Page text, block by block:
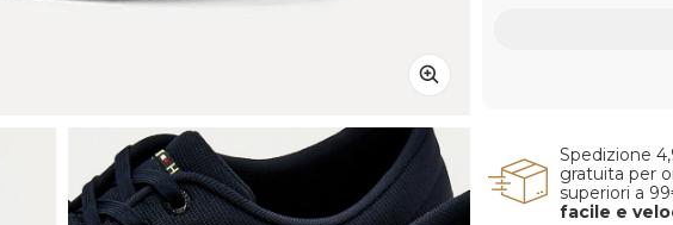
Spedizione
gratuita per
superiori a
facile e